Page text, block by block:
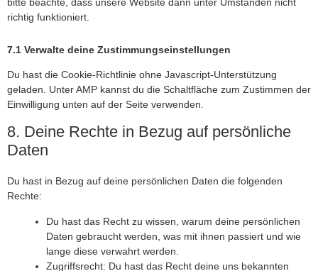
richtig funktioniert.
7.1 Verwalte deine Zustimmungseinstellungen
Du hast die Cookie-Richtlinie ohne Javascript-Unterstützung
geladen. Unter AMP kannst du die Schaltfläche zum Zustimmen der
Einwilligung unten auf der Seite verwenden.
8. Deine Rechte in Bezug auf persönliche
Daten
Du hast in Bezug auf deine persönlichen Daten die folgenden
Rechte:
Du hast das Recht zu wissen, warum deine persönlichen
Daten gebraucht werden, was mit ihnen passiert und wie
lange diese verwahrt werden.
Zugriffsrecht: Du hast das Recht deine uns bekannten